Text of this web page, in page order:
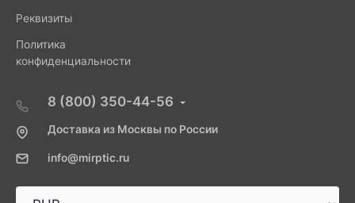
Реквизиты
Политика
конфиденциальности
8 (800) 350-44-56
Доставка из Москвы по России
info@mirptic.ru